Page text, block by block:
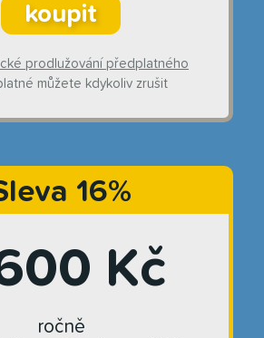
koupit
prodlužování předplatného
můžete kdykoliv zrušit
16%
Kč
ročně